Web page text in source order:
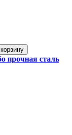
прочная сталь